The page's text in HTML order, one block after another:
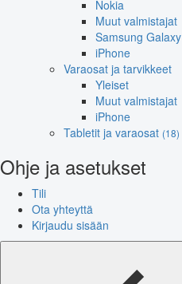
Nokia
Muut valmistajat
Samsung Galaxy
iPhone
Varaosat ja tarvikkeet
Yleiset
Muut valmistajat
iPhone
Tabletit ja varaosat (18)
Ohje ja asetukset
Tili
Ota yhteyttä
Kirjaudu sisään